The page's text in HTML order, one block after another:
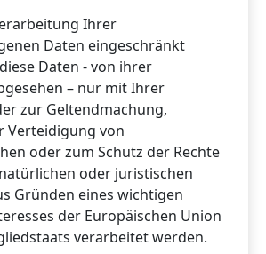
Ihrer
Daten eingeschränkt
Daten - von ihrer
– nur mit Ihrer
zur Geltendmachung,
Verteidigung von
oder zum Schutz der Rechte
oder juristischen
Gründen eines wichtigen
der Europäischen Union
verarbeitet werden.